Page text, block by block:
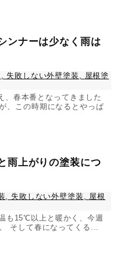
ンナーは少なく雨は
失敗しない外壁塗装
屋根塗
、春本番となってきました
、この時期になるとやっぱ
雨上がりの塗装につ
失敗しない外壁塗装
屋根
も15℃以上と暖かく、今週
そして春になってくる...